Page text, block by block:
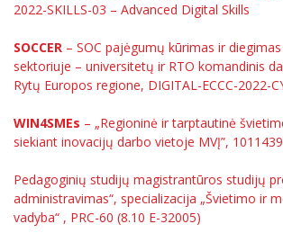
2022-SKILLS-03 – Advanced Digital Skills
SOCCER – SOC pajėgumų kūrimas ir
sektoriuje – universitetų ir RTO komandinis
Rytų Europos regione, DIGITAL-ECCC-2022-
WIN4SMEs – „Regioninė ir tarptautinė
siekiant inovacijų darbo vietoje MVĮ”,
Pedagoginių studijų magistrantūros studijų
administravimas“, specializacija „Švietimo ir
vadyba“ , PRC-60 (8.10 E-32005)